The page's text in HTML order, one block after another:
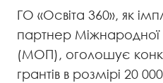
ГО «Освіта 360», як
партнер Міжнародної
(МОП), оголошує
грантів в розмірі 20